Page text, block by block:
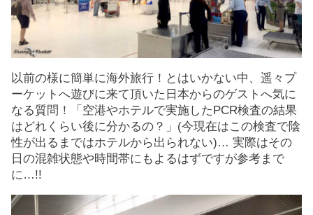
以前の様に簡単に海外旅行！とはいかない中、遥々プ
ーケットへ遊びに来て頂いた日本からのゲストへ気に
なる質問！「空港やホテルで実施したPCR検査の結果
はどれくらい後に分かるの？」(今現在はこの検査で陰
性が出るまではホテルから出られない)… 実際はその
日の混雑状態や時間帯にもよるはずですが参考まで
に…!!